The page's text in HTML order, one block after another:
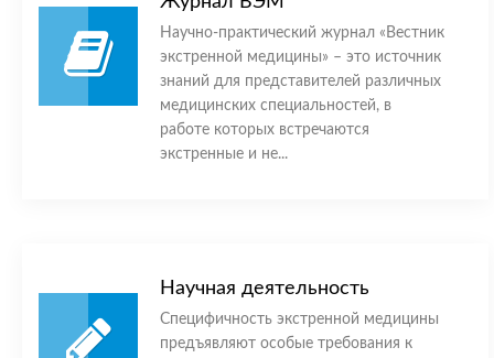
Научно-практический журнал «Вестник
экстренной медицины» – это источник
знаний для представителей различных
медицинских специальностей, в
работе которых встречаются
экстренные и не...
Научная деятельность
Специфичность экстренной медицины
предъявляют особые требования к